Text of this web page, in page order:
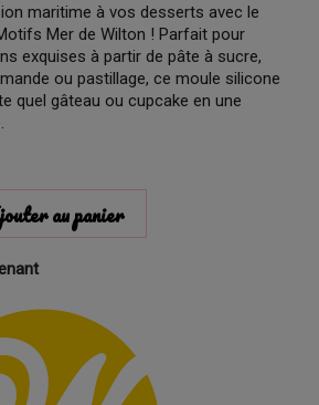
maritime à vos desserts avec le
Mer de Wilton ! Parfait pour
exquises à partir de pâte à sucre,
ou pastillage, ce moule silicone
quel gâteau ou cupcake en une
au panier